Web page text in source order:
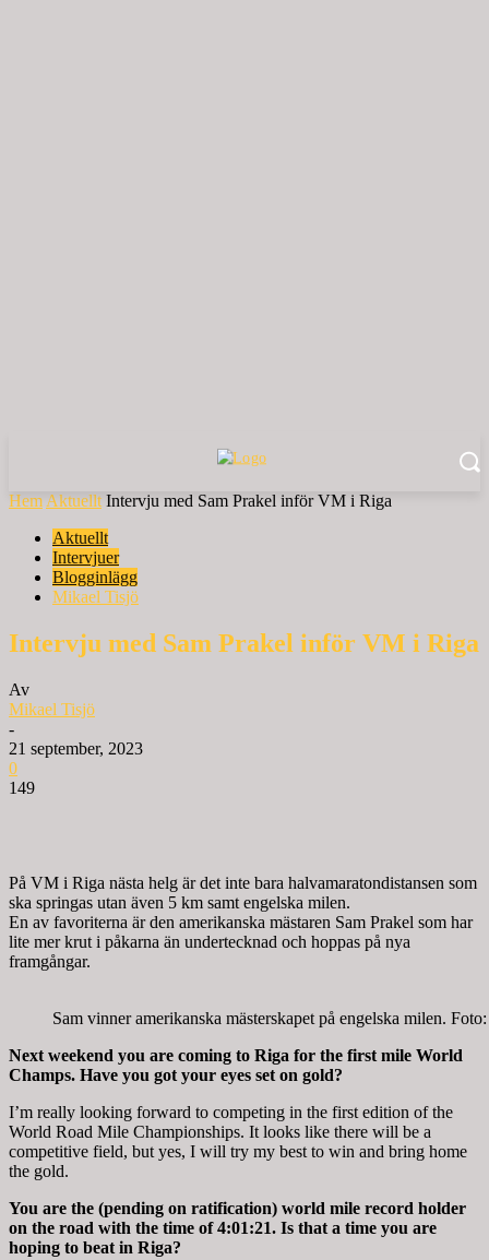
Hem Aktuellt Intervju med Sam Prakel inför VM i Riga
Aktuellt
Intervjuer
Blogginlägg
Mikael Tisjö
Intervju med Sam Prakel inför VM i Riga
Av
Mikael Tisjö
-
21 september, 2023
0
149
På VM i Riga nästa helg är det inte bara halvamaratondistansen som
ska springas utan även 5 km samt engelska milen.
En av favoriterna är den amerikanska mästaren Sam Prakel som har
lite mer krut i påkarna än undertecknad och hoppas på nya
framgångar.
Sam vinner amerikanska mästerskapet på engelska milen.
Next weekend you are coming to Riga for the first mile World
Champs. Have you got your eyes set on gold?
I’m really looking forward to competing in the first edition of the
World Road Mile Championships. It looks like there will be a
competitive field, but yes, I will try my best to win and bring home
the gold.
You are the (pending on ratification) world mile record holder
on the road with the time of 4:01:21. Is that a time you are
hoping to beat in Riga?